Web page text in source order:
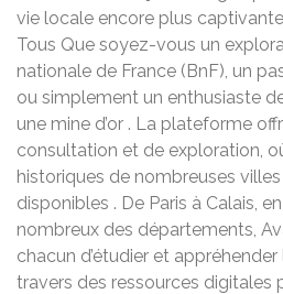
vie locale encore plus
Tous Que soyez-vous un
nationale de France (BnF), un
ou simplement un enthusiaste
une mine d’or . La plateforme
consultation et de exploration,
historiques de nombreuses
disponibles . De Paris à Calais,
nombreux des départements,
chacun d’étudier et
travers des ressources digitales